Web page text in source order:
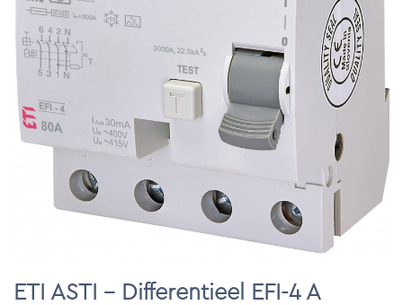
ETI ASTI - Differentieel EFI-4 A